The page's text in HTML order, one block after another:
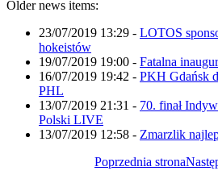
Older news items:
23/07/2019 13:29 - LOTOS
hokeistów
19/07/2019 19:00 - Fatalna
16/07/2019 19:42 - PKH Gdańsk
PHL
13/07/2019 21:31 - 70. finał
Polski LIVE
13/07/2019 12:58 - Zmarzlik
Poprzednia strona